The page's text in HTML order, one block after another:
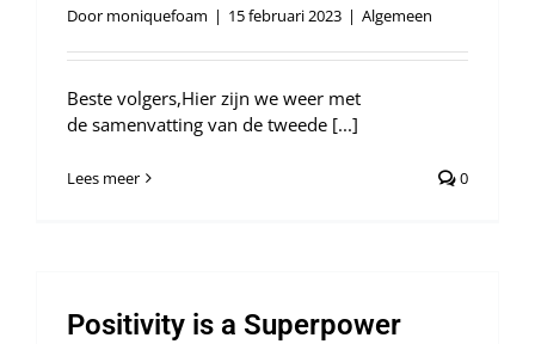
Door moniquefoam | 15 februari 2023 | Algemeen
Beste volgers,Hier zijn we weer met
de samenvatting van de tweede [...]
Lees meer 0
Positivity is a Superpower